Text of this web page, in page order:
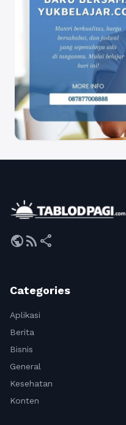
publicrss_feed share
Categories
Aplikasi
Berita
Bisnis
General
Kesehatan
Konten